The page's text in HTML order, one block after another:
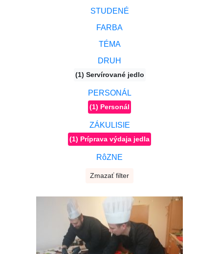
STUDENÉ
FARBA
TÉMA
DRUH
(1) Servírované jedlo
PERSONÁL
(1) Personál
ZÁKULISIE
(1) Príprava výdaja jedla
RôZNE
Zmazať filter